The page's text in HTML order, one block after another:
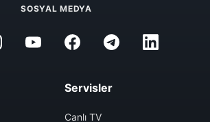
SOSYAL MEDYA
Servisler
Canlı TV